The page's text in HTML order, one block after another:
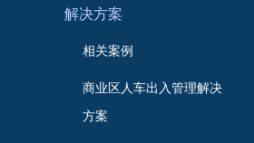
解决方案
相关案例
商业区人车出入管理解决
方案